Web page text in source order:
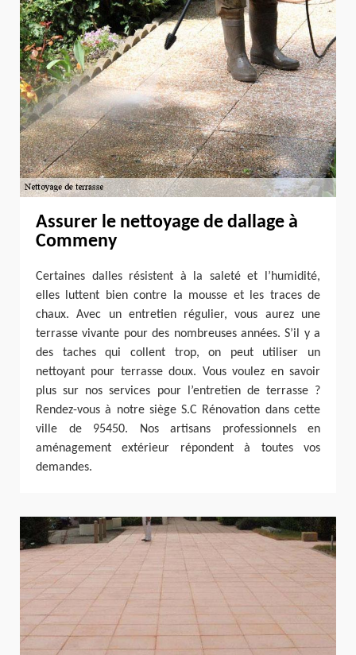
Assurer le nettoyage de dallage à
Commeny
Certaines dalles résistent à la saleté et l’humidité,
elles luttent bien contre la mousse et les traces de
chaux. Avec un entretien régulier, vous aurez une
terrasse vivante pour des nombreuses années. S’il y a
des taches qui collent trop, on peut utiliser un
nettoyant pour terrasse doux. Vous voulez en savoir
plus sur nos services pour l’entretien de terrasse ?
Rendez-vous à notre siège S.C Rénovation dans cette
ville de 95450. Nos artisans professionnels en
aménagement extérieur répondent à toutes vos
demandes.